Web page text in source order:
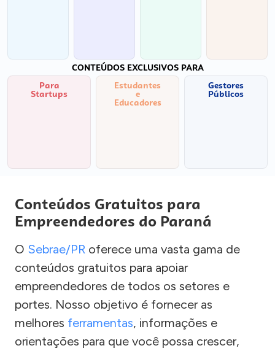
CONTEÚDOS EXCLUSIVOS PARA
Para
Startups
Estudantes
e
Educadores
Gestores
Públicos
Conteúdos Gratuitos para
Empreendedores do Paraná
O Sebrae/PR oferece uma vasta gama de
conteúdos gratuitos para apoiar
empreendedores de todos os setores e
portes. Nosso objetivo é fornecer as
melhores ferramentas, informações e
orientações para que você possa crescer,